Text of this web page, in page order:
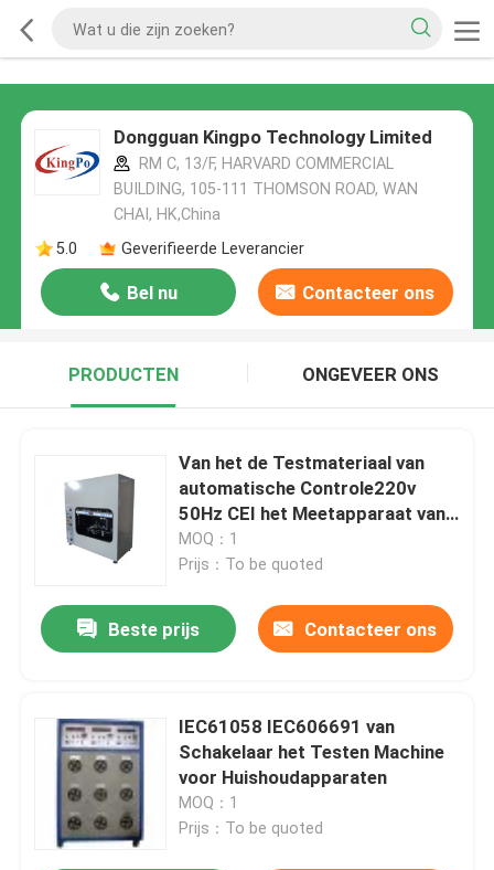
Dongguan Kingpo Technology Limited
RM C, 13/F, HARVARD COMMERCIAL
BUILDING, 105-111 THOMSON ROAD, WAN
CHAI, HK,China
5.0
Geverifieerde Leverancier
Bel nu Contacteer ons
PRODUCTEN ONGEVEER ONS
Van het de Testmateriaal van
automatische Controle220v
50Hz CEI het Meetapparaat van
de de Naaldvlam
MOQ：1
Prijs：To be quoted
Beste prijs Contacteer ons
IEC61058 IEC606691 van
Schakelaar het Testen Machine
voor Huishoudapparaten
MOQ：1
Prijs：To be quoted